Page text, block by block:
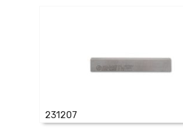
231207